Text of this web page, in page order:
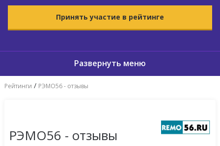
Принять участие в рейтинге
Рейтинги / РЭМО56 - отзывы
РЭМО56 - отзывы